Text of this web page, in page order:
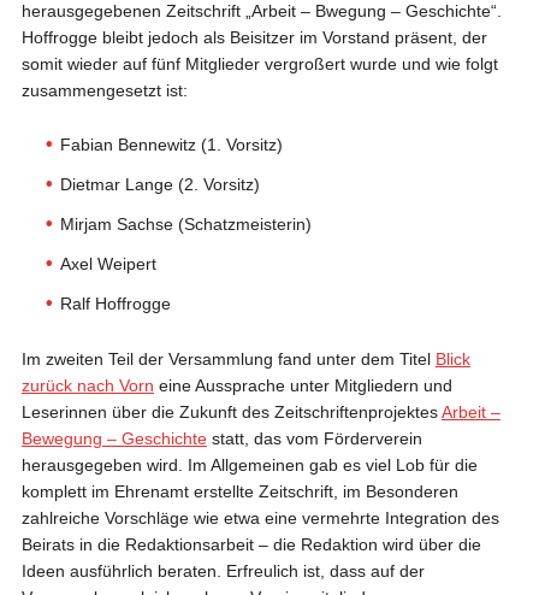
herausgegebenen Zeitschrift „Arbeit – Bwegung – Geschichte“.
Hoffrogge bleibt jedoch als Beisitzer im Vorstand präsent, der
somit wieder auf fünf Mitglieder vergroßert wurde und wie folgt
zusammengesetzt ist:
Fabian Bennewitz (1. Vorsitz)
Dietmar Lange (2. Vorsitz)
Mirjam Sachse (Schatzmeisterin)
Axel Weipert
Ralf Hoffrogge
Im zweiten Teil der Versammlung fand unter dem Titel Blick
zurück nach Vorn eine Aussprache unter Mitgliedern und
Leserinnen über die Zukunft des ZeitschriftenprojektesArbeit –
Bewegung – Geschichtestatt, das vom Förderverein
herausgegeben wird. Im Allgemeinen gab es viel Lob für die
komplett im Ehrenamt erstellte Zeitschrift, im Besonderen
zahlreiche Vorschläge wie etwa eine vermehrte Integration des
Beirats in die Redaktionsarbeit – die Redaktion wird über die
Ideen ausführlich beraten. Erfreulich ist, dass auf der